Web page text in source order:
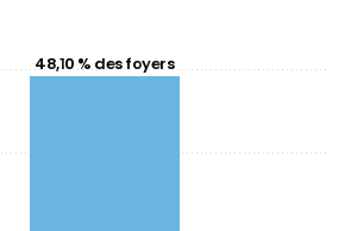
48,10 % des foyers